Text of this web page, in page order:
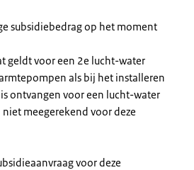
subsidiebedrag op het moment
geldt voor een 2e lucht-water
als bij het installeren
ontvangen voor een lucht-water
meegerekend voor deze
voor deze